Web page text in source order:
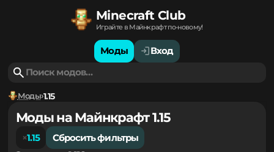
Minecraft Club
Играйте в Майнкрафт по-новому!
Моды Вход
Моды 1.15
Моды на Майнкрафт 1.15
1.15
Сбросить фильтры